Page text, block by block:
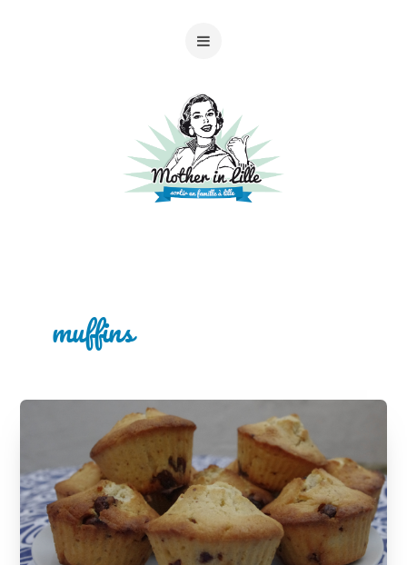
muffins